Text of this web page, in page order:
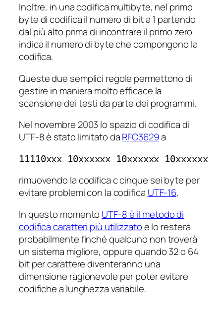
Inoltre, in una codifica multibyte, nel primo
byte di codifica il numero di bit a 1 partendo
dal più alto prima di incontrare il primo zero
indica il numero di byte che compongono la
codifica.
Queste due semplici regole permettono di
gestire in maniera molto efficace la
scansione dei testi da parte dei programmi.
Nel novembre 2003 lo spazio di codifica di
UTF-8 è stato limitato daRFC3629a
11110xxx 10xxxxxx 10xxxxxx 10xxxxxx
rimuovendo la codifica c cinque sei byte per
evitare problemi con la codifica UTF-16.
In questo momento UTF-8 è il metodo di
codifica caratteri più utilizzatoe lo resterà
probabilmente finché qualcuno non troverà
un sistema migliore, oppure quando 32 o 64
bit per carattere diventeranno una
dimensione ragionevole per poter evitare
codifiche a lunghezza variabile.